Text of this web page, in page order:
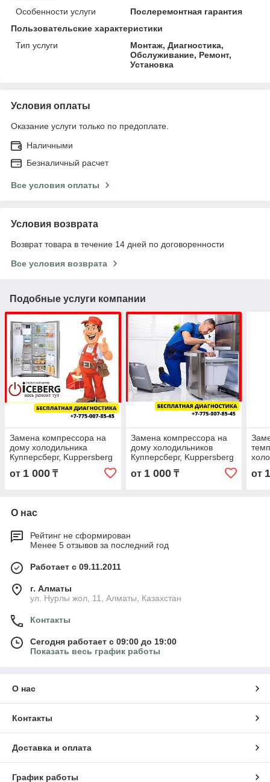
Особенности услуги
Послеремонтная гарантия
Пользовательские характеристики
Тип услуги
Монтаж, Диагностика,
Обслуживание, Ремонт,
Установка
Условия оплаты
Оказание услуги только по предоплате.
Наличными
Безналичный расчет
Все условия оплаты
Условия возврата
Возврат товара в течение 14 дней по договоренности
Все условия возврата
Подобные услуги компании
Замена компрессора на
дому холодильника
Купперсберг, Kuppersberg
от 1 000 ₸
Замена компрессора на
дому холодильников
Купперсберг, Kuppersberg
от 1 000₸ от
О нас
Рейтинг не сформирован
Менее 5 отзывов за последний год
Работает с 09.11.2011
г. Алматы
ул. Нурлы жол, 11, Алматы, Казахстан
Контакты
Сегодня работает с 09:00 до 19:00
Показать весь график работы
О нас
Контакты
Доставка и оплата
График работы